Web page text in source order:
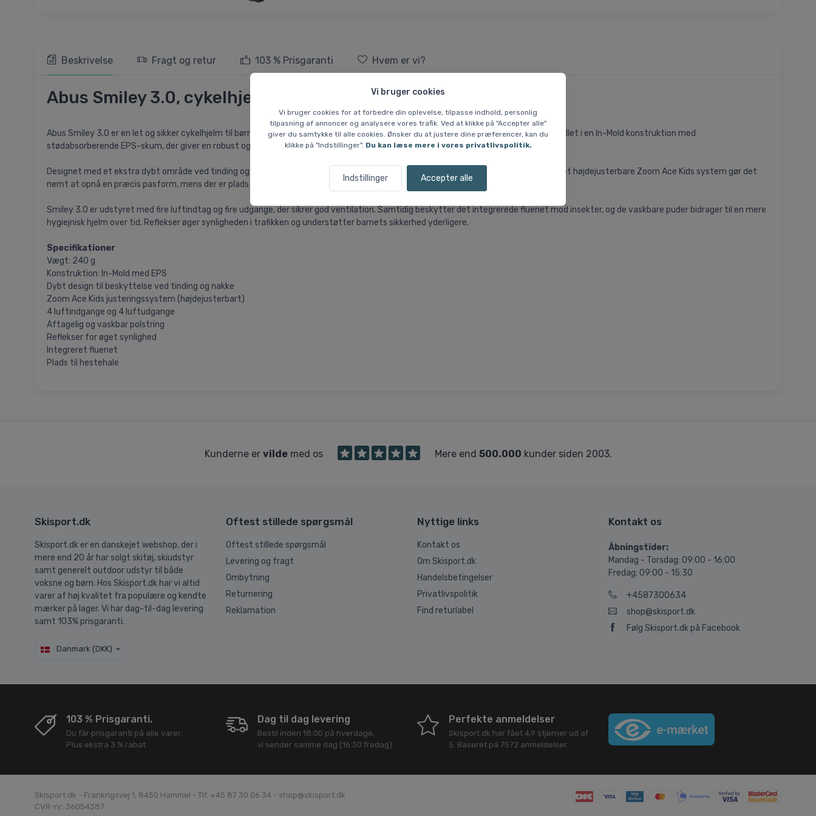
Vi bruger cookies
Vi bruger cookies for at forbedre din oplevelse, tilpasse indhold, personlig
tilpasning af annoncer og analysere vores trafik. Ved at klikke på "Accepter alle"
giver du samtykke til alle cookies. Ønsker du at justere dine præferencer, kan du
klikke på "Indstillinger". Du kan læse mere i vores privatlivspolitik.
Indstillinger Accepter alle
Beskrivelse Fragt og retur 103 % Prisgaranti Hvem er vi?
Abus Smiley 3.0, cykelhjelm, junior, grey police
Abus Smiley 3.0 er en let og sikker cykelhjelm til børn, som kombinerer høj komfort med gennemført beskyttelse. Modellen er fremstillet i en In-Mold konstruktion med
stødabsorberende EPS-skum, der giver en robust og holdbar opbygning.
Designet med et ekstra dybt område ved tinding og nakke, er hjelmen velegnet til daglig brug, hvor allround-beskyttelse er i fokus. Det højdejusterbare Zoom Ace Kids system gør det
nemt at opnå en præcis pasform, mens der er plads til hestehale.
Smiley 3.0 er udstyret med fire luftindtag og fire udgange, der sikrer god ventilation. Samtidig beskytter det integrerede fluenet mod insekter, og de vaskbare puder bidrager til en mere
hygiejnisk hjelm over tid. Reflekser øger synligheden i trafikken og understøtter barnets sikkerhed yderligere.
Specifikationer
Vægt: 240 g
Konstruktion: In-Mold med EPS
Dybt design til beskyttelse ved tinding og nakke
Zoom Ace Kids justeringssystem (højdejusterbart)
4 luftindgange og 4 luftudgange
Aftagelig og vaskbar polstring
Reflekser for øget synlighed
Integreret fluenet
Plads til hestehale
Kunderne er vildemed os Mere end 500.000 kunder siden 2003.
Skisport.dk
Skisport.dk er en danskejet webshop, der i
mere end 20 år har solgt skitøj, skiudstyr
samt generelt outdoor udstyr til både
voksne og børn. Hos Skisport.dk har vi altid
varer af høj kvalitet fra populære og kendte
mærker på lager. Vi har dag-til-dag levering
samt 103% prisgaranti.
Danmark (DKK)
Oftest stillede spørgsmål
Oftest stillede spørgsmål
Levering og fragt
Ombytning
Returnering
Reklamation
Nyttige links
Kontakt os
Om Skisport.dk
Handelsbetingelser
Privatlivspolitik
Find returlabel
Kontakt os
Åbningstider:
Mandag - Torsdag: 09:00 - 16:00
Fredag: 09:00 - 15:30
+4587300634
shop@skisport.dk
Følg Skisport.dk på Facebook
103 % Prisgaranti.
Du får prisgaranti på alle varer.
Plus ekstra 3 % rabat
Dag til dag levering
Bestil inden 18:00 på hverdage,
vi sender samme dag (16:30 fredag).
Perfekte anmeldelser
Skisport.dk har fået 4,9 stjerner ud af
5. Baseret på 7572 anmeldelser.
Skisport.dk - Frankrigsvej 1, 8450 Hammel - Tlf. +45 87 30 06 34 - shop@skisport.dk
CVR-nr: 36054387